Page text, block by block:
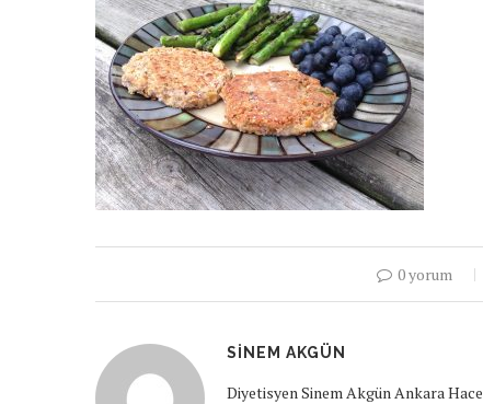
0 yorum
SINEM AKGÜN
Diyetisyen Sinem Akgün Ankara